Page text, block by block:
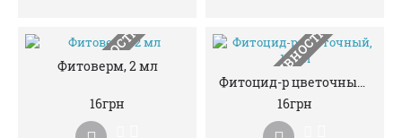
НЕМАЄ В НАЯВНОСТІ
Фитоверм, 2 мл
16грн НЕМАЄ В НАЯВНОСТІ
Фитоцид-р цветочный, 10 мл
16грн